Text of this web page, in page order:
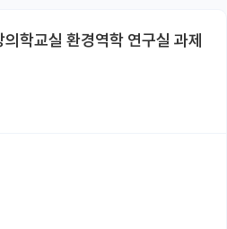
학교실 환경역학 연구실 과제